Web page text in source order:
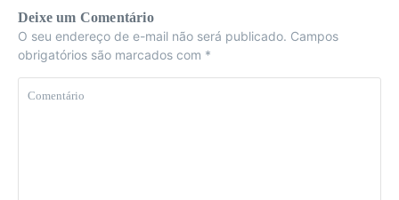
Deixe um Comentário
O seu endereço de e-mail não será publicado. Campos
obrigatórios são marcados com *